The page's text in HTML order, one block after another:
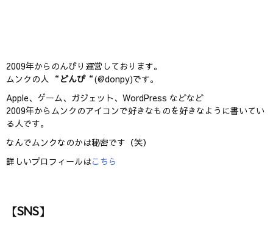
2009年からのんびり運営しております。
ムンクの人 “ どんぴ“(@donpy)です。
Apple、ゲーム、ガジェット、WordPress などなど
2009年からムンクのアイコンで好きなものを好きなように書いてい
る人です。
なんでムンクなのかは秘密です（笑）
詳しいプロフィールはこちら
【SNS】